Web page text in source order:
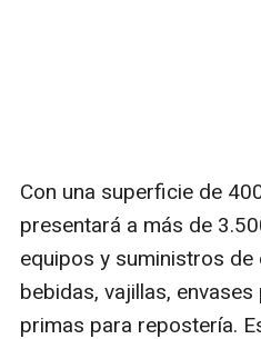
Con una superficie de
presentará a más de
equipos y suministros
bebidas, vajillas,
primas para repostería.